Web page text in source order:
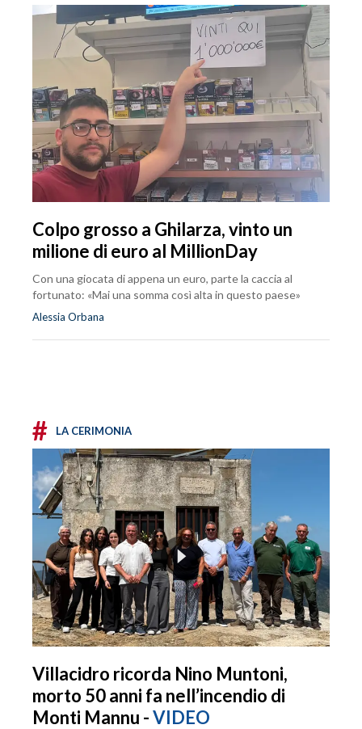
Colpo grosso a Ghilarza, vinto un
milione di euro al MillionDay
Con una giocata di appena un euro, parte la caccia al
fortunato: «Mai una somma così alta in questo paese»
Alessia Orbana
# LA CERIMONIA
Villacidro ricorda Nino Muntoni,
morto 50 anni fa nell’incendio di
Monti Mannu -VIDEO